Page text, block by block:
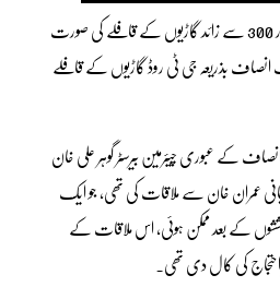
ذرائع نے بتایا کہ علی امین گنڈاپور 300 سے زائد گاڑیوں کے قافلے کی صورت
بذریعہ جی ٹی روڈ گاڑیوں کے قافلے
کے عبوری چیئرمین بیرسٹر گوہر علی خان
عمران خان سے ملاقات کی تھی، جو ایک
کے بعد ممکن ہوئی، اس ملاقات کے
کی کال دی تھی۔